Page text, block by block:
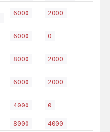
6000 2000
6000 0
8000 2000
6000 2000
4000 0
8000
4000